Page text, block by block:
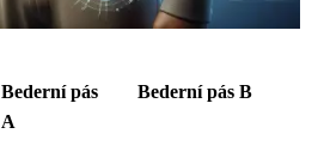
Bederní pás
A
Bederní pás B